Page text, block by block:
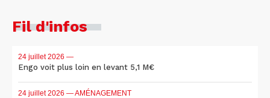
Fil d'infos
24 juillet 2026 —
Engo voit plus loin en levant 5,1 M€
24 juillet 2026 — AMÉNAGEMENT